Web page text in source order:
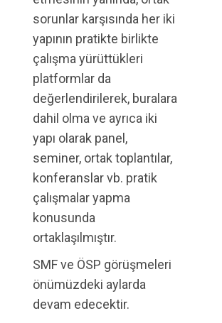
sorunlar karşısında her iki
yapının pratikte birlikte
çalışma yürüttükleri
platformlar da
değerlendirilerek, buralara
dahil olma ve ayrıca iki
yapı olarak panel,
seminer, ortak toplantılar,
konferanslar vb. pratik
çalışmalar yapma
konusunda
ortaklaşılmıştır.
SMF ve ÖSP görüşmeleri
önümüzdeki aylarda
devam edecektir.